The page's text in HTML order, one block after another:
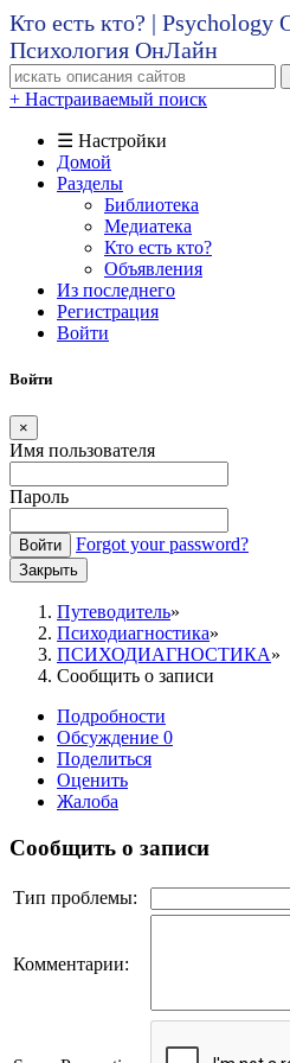
Кто есть кто? | Psychology
Психология ОнЛайн
+ Настраиваемый поиск
☰ Настройки
Домой
Разделы
Библиотека
Медиатека
Кто есть кто?
Объявления
Из последнего
Регистрация
Войти
Войти
×
Имя пользователя
Пароль
Войти Forgot your password?
Закрыть
Путеводитель
Психодиагностика
ПСИХОДИАГНОСТИКА
Сообщить о записи
Подробности
Обсуждение 0
Поделиться
Оценить
Жалоба
Сообщить о записи
Тип проблемы:
Комментарии: